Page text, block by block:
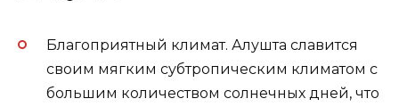
Благоприятный климат. Алушта славится
своим мягким субтропическим климатом с
большим количеством солнечных дней, что